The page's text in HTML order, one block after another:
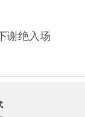
谢绝入场